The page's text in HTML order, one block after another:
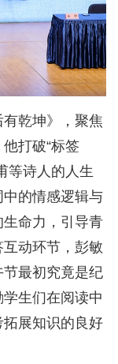
乾坤》，聚焦
打破“标签
等诗人的人生
的情感逻辑与
生命力，引导青
动环节，彭敏
最初究竟是纪
生们在阅读中
展知识的良好